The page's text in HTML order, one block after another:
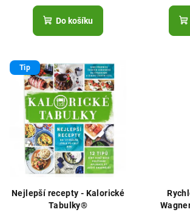
Do košíku
Tip
Nejlepší recepty - Kalorické
Tabulky®